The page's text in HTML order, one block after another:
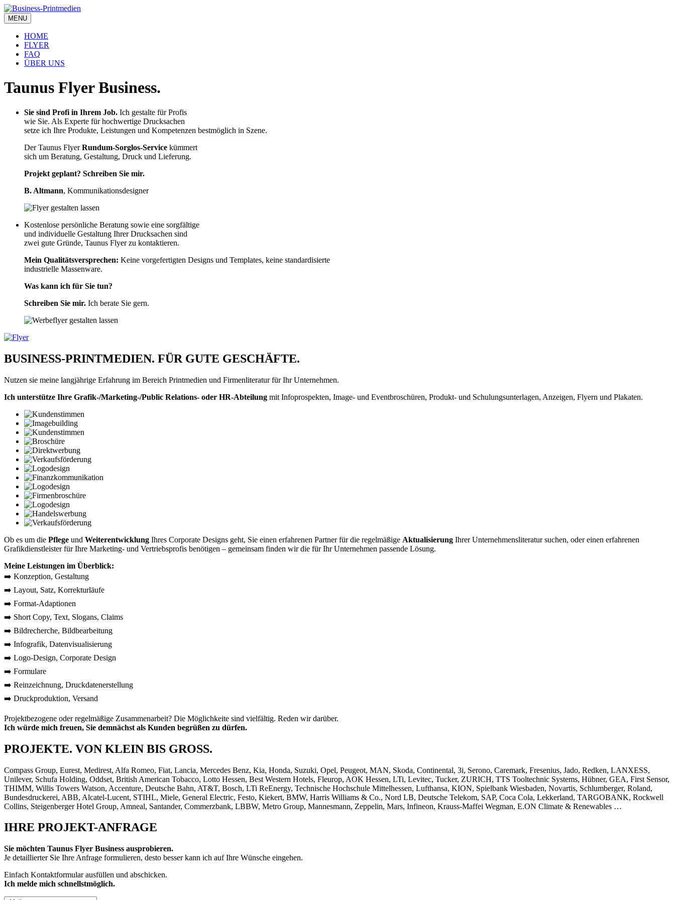
MENU
HOME
FLYER
FAQ
ÜBER UNS
Taunus Flyer Business.
Sie sind Profi in Ihrem Job. Ich gestalte für Profis
wie Sie. Als Experte für hochwertige Drucksachen
setze ich Ihre Produkte, Leistungen und Kompetenzen bestmöglich in Szene.
Der Taunus FlyerRundum-Sorglos-Service kümmert
sich um Beratung, Gestaltung, Druck und Lieferung.
Projekt geplant? Schreiben Sie mir.
B. Altmann, Kommunikationsdesigner
Kostenlose persönliche Beratung sowie eine sorgfältige
und individuelle Gestaltung Ihrer Drucksachen sind
zwei gute Gründe, Taunus Flyer zu kontaktieren.
Mein Qualitätsversprechen: Keine vorgefertigten Designs und Templates, keine standardisierte
industrielle Massenware.
Was kann ich für Sie tun?
Schreiben Sie mir. Ich berate Sie gern.
BUSINESS-PRINTMEDIEN. FÜR GUTE GESCHÄFTE.
Nutzen sie meine langjährige Erfahrung im Bereich Printmedien und Firmenliteratur für Ihr Unternehmen.
Ich unterstütze Ihre Grafik-/Marketing-/Public Relations- oder HR-Abteilung mit Infoprospekten, Image- und Eventbroschüren, Produkt- und Schulungsunterlagen, Anzeigen, Flyern und Plakaten.
Ob es um die Pflege und Weiterentwicklung Ihres Corporate Designs geht, Sie einen erfahrenen Partner für die regelmäßige Aktualisierung Ihrer Unternehmensliteratur suchen, oder einen erfahrenen
Grafikdienstleister für Ihre Marketing- und Vertriebsprofis benötigen – gemeinsam finden wir die für Ihr Unternehmen passende Lösung.
Meine Leistungen im Überblick:
➡️ Konzeption, Gestaltung
➡️ Layout, Satz, Korrekturläufe
➡️ Format-Adaptionen
➡️ Short Copy, Text, Slogans, Claims
➡️ Bildrecherche, Bildbearbeitung
➡️ Infografik, Datenvisualisierung
➡️ Logo-Design, Corporate Design
➡️ Formulare
➡️ Reinzeichnung, Druckdatenerstellung
➡️ Druckproduktion, Versand
Projektbezogene oder regelmäßige Zusammenarbeit? Die Möglichkeite sind vielfältig. Reden wir darüber.
Ich würde mich freuen, Sie demnächst als Kunden begrüßen zu dürfen.
PROJEKTE. VON KLEIN BIS GROSS.
Compass Group, Eurest, Medirest, Alfa Romeo, Fiat, Lancia, Mercedes Benz, Kia, Honda, Suzuki, Opel, Peugeot, MAN, Skoda, Continental, 3i, Serono, Caremark, Fresenius, Jado, Redken, LANXESS,
Unilever, Schufa Holding, Oddset, British American Tobacco, Lotto Hessen, Best Western Hotels, Fleurop, AOK Hessen, LTi, Levitec, Tucker, ZURICH, TTS Tooltechnic Systems, Hübner, GEA, First Sensor,
THIMM, Willis Towers Watson, Accenture, Deutsche Bahn, AT&T, Bosch, LTi ReEnergy, Technische Hochschule Mittelhessen, Lufthansa, KION, Spielbank Wiesbaden, Novartis, Schlumberger, Roland,
Bundesdruckerei, ABB, Alcatel-Lucent, STIHL, Miele, General Electric, Festo, Kiekert, BMW, Harris Williams & Co., Nord LB, Deutsche Telekom, SAP, Coca Cola, Lekkerland, TARGOBANK, Rockwell
Collins, Steigenberger Hotel Group, Amneal, Santander, Commerzbank, LBBW, Metro Group, Mannesmann, Zeppelin, Mars, Infineon, Krauss-Maffei Wegman, E.ON Climate & Renewables …
IHRE PROJEKT-ANFRAGE
Sie möchten Taunus Flyer Business ausprobieren.
Je detaillierter Sie Ihre Anfrage formulieren, desto besser kann ich auf Ihre Wünsche eingehen.
Einfach Kontaktformular ausfüllen und abschicken.
Ich melde mich schnellstmöglich.